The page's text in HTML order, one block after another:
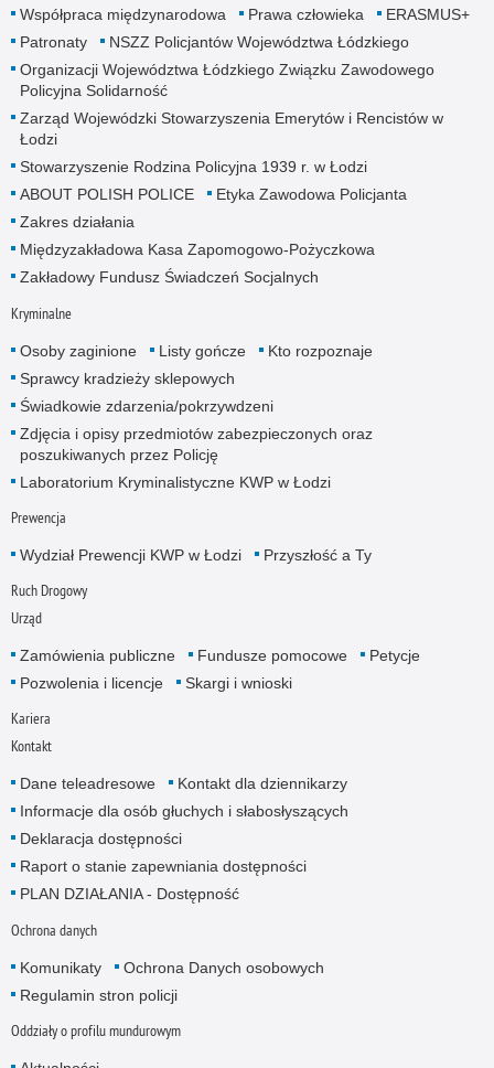
Współpraca międzynarodowa
Prawa człowieka
ERASMUS+
Patronaty
NSZZ Policjantów Województwa Łódzkiego
Organizacji Województwa Łódzkiego Związku Zawodowego
Policyjna Solidarność
Zarząd Wojewódzki Stowarzyszenia Emerytów i Rencistów w
Łodzi
Stowarzyszenie Rodzina Policyjna 1939 r. w Łodzi
ABOUT POLISH POLICE
Etyka Zawodowa Policjanta
Zakres działania
Międzyzakładowa Kasa Zapomogowo-Pożyczkowa
Zakładowy Fundusz Świadczeń Socjalnych
Kryminalne
Osoby zaginione Listy gończe
Kto rozpoznaje
Sprawcy kradzieży sklepowych
Świadkowie zdarzenia/pokrzywdzeni
Zdjęcia i opisy przedmiotów zabezpieczonych oraz
poszukiwanych przez Policję
Laboratorium Kryminalistyczne KWP w Łodzi
Prewencja
Wydział Prewencji KWP w Łodzi Przyszłość a Ty
Ruch Drogowy
Urząd
Zamówienia publiczne Fundusze pomocowe
Petycje
Pozwolenia i licencje
Skargi i wnioski
Kariera
Kontakt
Dane teleadresowe
Kontakt dla dziennikarzy
Informacje dla osób głuchych i słabosłyszących
Deklaracja dostępności
Raport o stanie zapewniania dostępności
PLAN DZIAŁANIA - Dostępność
Ochrona danych
Komunikaty
Ochrona Danych osobowych
Regulamin stron policji
Oddziały o profilu mundurowym